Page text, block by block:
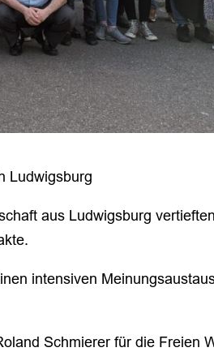
Ludwigsburg
aus Ludwigsburg
intensiven
Schmierer für die Freien